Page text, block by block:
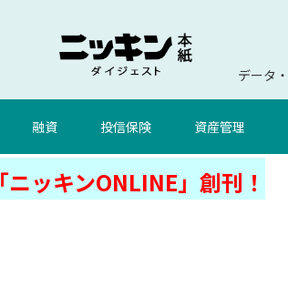
データ
融資 投信保険 資産管理
「ニッキンONLINE」創刊！